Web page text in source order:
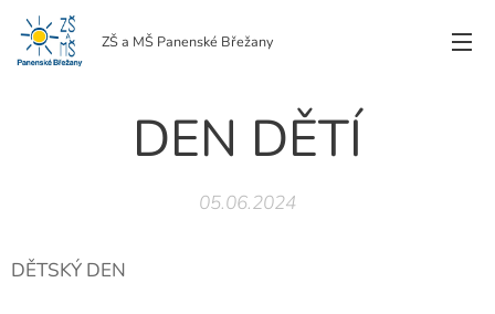
ZŠ a MŠ Panenské Břežany
DEN DĚTÍ
05.06.2024
DĚTSKÝ DEN